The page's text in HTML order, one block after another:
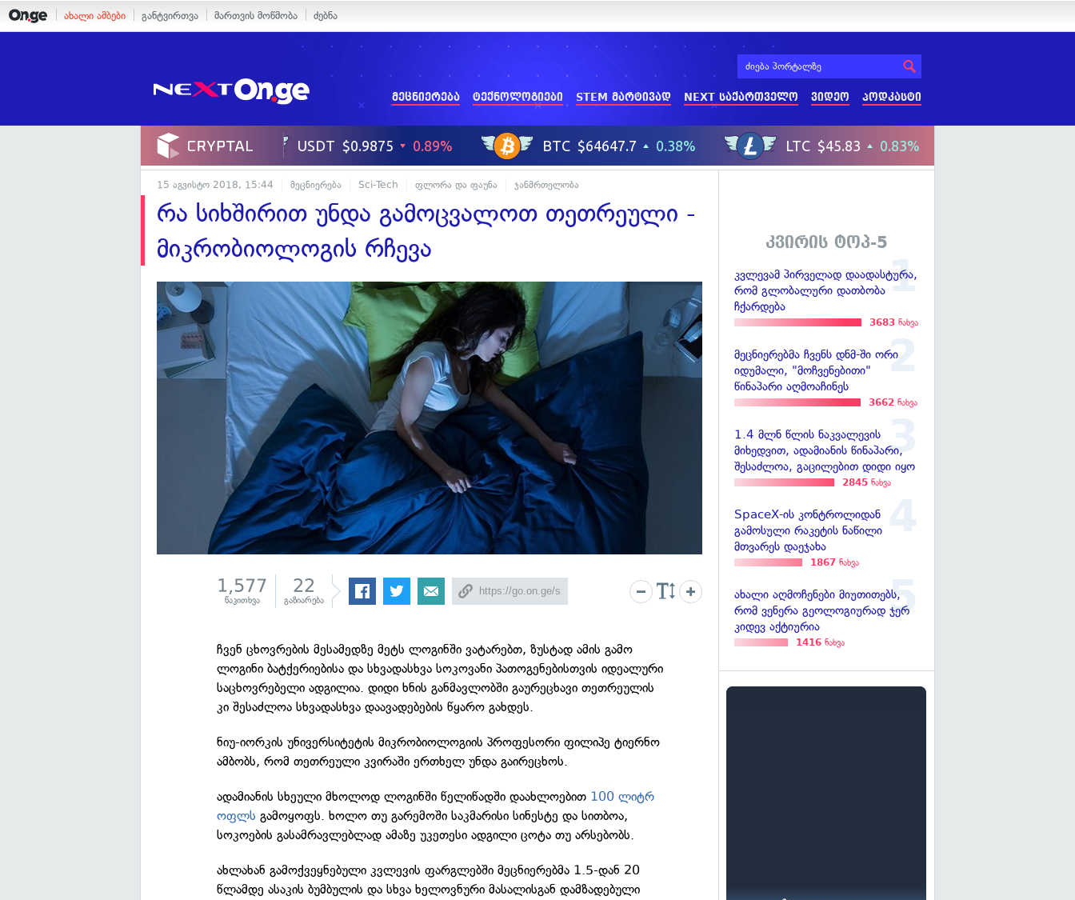
ახალი ამბები განტვირთვა მართვის მოწმობა ძებნა
მეცნიერება ტექნოლოგიები STEM მარტივად NEXT საქართველო ვიდეო პოდკასტი
15 აგვისტო 2018, 15:44 მეცნიერება Sci-Tech ფლორა და ფაუნა ჯანმრთელობა
რა სიხშირით უნდა გამოცვალოთ თეთრეული -
მიკრობიოლოგის რჩევა
1,577
წაკითხვა
22
გაზიარება
ჩვენ ცხოვრების მესამედზე მეტს ლოგინში ვატარებთ, ზუსტად ამის გამო
ლოგინი ბატქერიებისა და სხვადასხვა სოკოვანი პათოგენებისთვის იდეალური
საცხოვრებელი ადგილია. დიდი ხნის განმავლობში გაურეცხავი თეთრეულის
კი შესაძლოა სხვადასხვა დაავადებების წყარო გახდეს.
ნიუ-იორკის უნივერსიტეტის მიკრობიოლოგიის პროფესორი ფილიპე ტიერნო
ამბობს, რომ თეთრეული კვირაში ერთხელ უნდა გაირეცხოს.
ადამიანის სხეული მხოლოდ ლოგინში წელიწადში დაახლოებით 100 ლიტრ
ოფლს გამოყოფს. ხოლო თუ გარემოში საკმარისი სინესტე და სითბოა,
სოკოების გასამრავლებლად ამაზე უკეთესი ადგილი ცოტა თუ არსებობს.
ახლახან გამოქვეყნებული კვლევის ფარგლებში მეცნიერებმა 1.5-დან 20
წლამდე ასაკის ბუმბულის და სხვა ხელოვნური მასალისგან დამზადებული
კვირის ტოპ-5
კვლევამ პირველად დაადასტურა,
რომ გლობალური დათბობა
ჩქარდება
3683 ნახვა
მეცნიერებმა ჩვენს დნმ-ში ორი
იდუმალი, "მოჩვენებითი"
წინაპარი აღმოაჩინეს
3662 ნახვა
1.4 მლნ წლის ნაკვალევის
მიხედვით, ადამიანის წინაპარი,
შესაძლოა, გაცილებით დიდი იყო
2845 ნახვა
SpaceX-ის კონტროლიდან
გამოსული რაკეტის ნაწილი
მთვარეს დაეჯახა
1867 ნახვა
ახალი აღმოჩენები მიუთითებს,
რომ ვენერა გეოლოგიურად ჯერ
კიდევ აქტიურია
1416 ნახვა